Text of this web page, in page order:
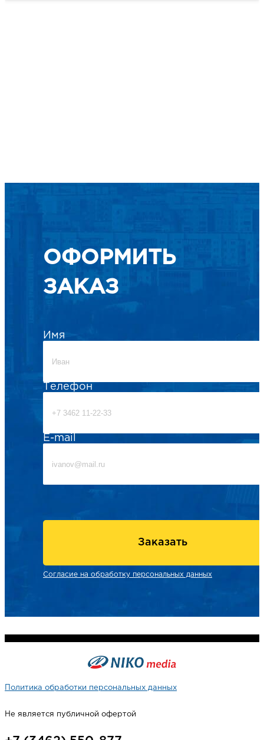
ОФОРМИТЬ
ЗАКАЗ
Имя
Телефон
E-mail
Заказать
Согласие на обработку персональных данных
Политика обработки персональных данных
Не является публичной офертой